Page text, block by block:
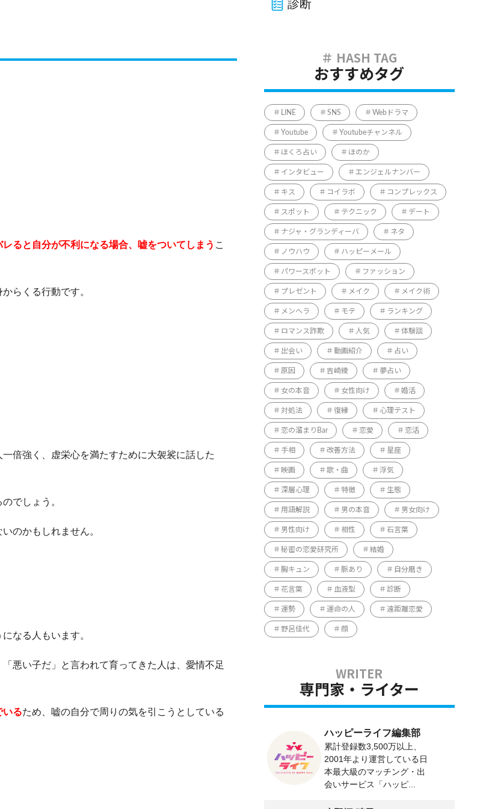
ると自分が不利になる場合、嘘をついてしまう こ
らくる行動です。
倍強く、虚栄心を満たすために大袈裟に話した
でしょう。
のかもしれません。
なる人もいます。
悪い子だ」と言われて育ってきた人は、愛情不足
いるため、嘘の自分で周りの気を引こうとしている
診断
おすすめタグ
LINE SNS Webドラマ
Youtube Youtubeチャンネル
ほくろ占い ほのか
インタビュー エンジェルナンバー
キス コイラボ コンプレックス
スポット テクニック デート
ナジャ・グランディーバ ネタ
ノウハウ ハッピーメール
パワースポット ファッション
プレゼント メイク メイク術
メンヘラ モテ ランキング
ロマンス詐欺 人気 体験談
出会い 動画紹介 占い
原因 吉崎綾 夢占い
女の本音 女性向け 婚活
対処法 復縁 心理テスト
恋の溜まりBar 恋愛 恋活
手相 改善方法 星座
映画 歌・曲 浮気
深層心理 特徴 生態
用語解説 男の本音 男女向け
男性向け 相性 石言葉
秘密の恋愛研究所 結婚
胸キュン 脈あり 自分磨き
花言葉 血液型 診断
運勢 運命の人 遠距離恋愛
野呂佳代 顔
専門家・ライター
ハッピーライフ編集部
累計登録数3,500万以上、
2001年より運営している日
本最大級のマッチング・出
会いサービス「ハッピ...